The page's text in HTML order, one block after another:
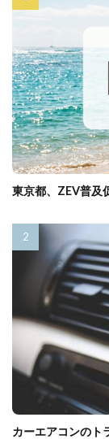
東京都、ZEV普及
カーエアコンのト